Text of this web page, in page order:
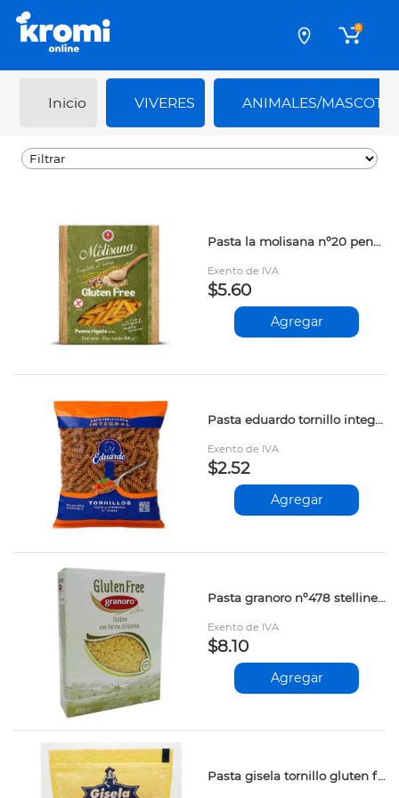
0
Inicio VIVERES ANIMALES/
Pasta la molisana nº20 penne rigate gluten free 400gr kgl
Exento de IVA
$5.60
Agregar
Pasta eduardo tornillo integral 500gr
Exento de IVA
$2.52
Agregar
Pasta granoro nº478 stelline gluten free 400gr kgl
Exento de IVA
$8.10
Agregar
Pasta gisela tornillo gluten free 250gr kgl